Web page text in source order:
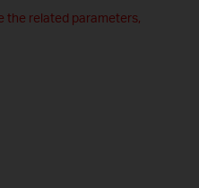
the related parameters,